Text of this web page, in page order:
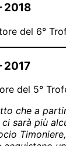
2018
del 6°
2017
del 5°
che a
sarà più